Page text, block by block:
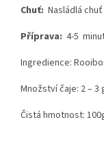
Chuť: Nasládlá
Příprava: 4-5
Ingredience:
Množství čaje: 2 – 3
Čistá hmotnost: